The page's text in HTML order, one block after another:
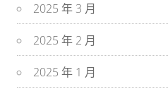
2025 年 3 月
2025 年 2 月
2025 年 1 月